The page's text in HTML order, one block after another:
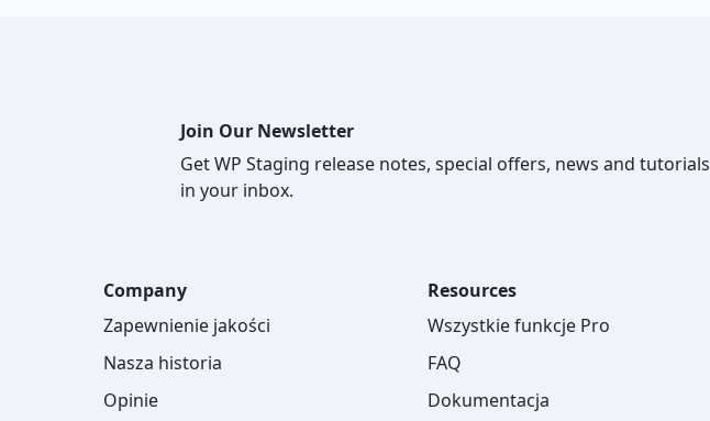
Join Our Newsletter
Get WP Staging release notes, special offers, news and tutorials
in your inbox.
Company
Zapewnienie jakości
Nasza historia
Opinie
Resources
Wszystkie funkcje Pro
FAQ
Dokumentacja